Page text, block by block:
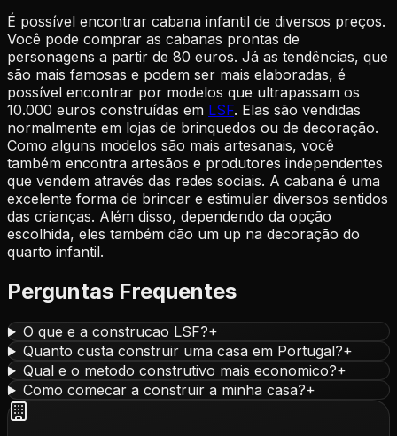
É possível encontrar cabana infantil de diversos preços.
Você pode comprar as cabanas prontas de
personagens a partir de 80 euros. Já as tendências, que
são mais famosas e podem ser mais elaboradas, é
possível encontrar por modelos que ultrapassam os
10.000 euros construídas em LSF. Elas são vendidas
normalmente em lojas de brinquedos ou de decoração.
Como alguns modelos são mais artesanais, você
também encontra artesãos e produtores independentes
que vendem através das redes sociais. A cabana é uma
excelente forma de brincar e estimular diversos sentidos
das crianças. Além disso, dependendo da opção
escolhida, eles também dão um up na decoração do
quarto infantil.
Perguntas Frequentes
O que e a construcao LSF?+
Quanto custa construir uma casa em Portugal?+
Qual e o metodo construtivo mais economico?+
Como comecar a construir a minha casa?+